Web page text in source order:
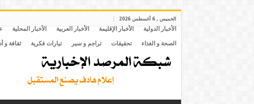
الخميس , 6 أغسطس 2026
الأخبار الدولية الأخبار الإقليمة الأخبار العربية الأخبار المحلية
الصحة و الغذاء تحقيقات تراجم و سير تيارات فكرية ثقافة و